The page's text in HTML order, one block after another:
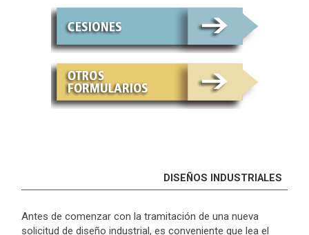
DISEÑOS INDUSTRIALES
Antes de comenzar con la tramitación de una nueva
solicitud de diseño industrial, es conveniente que lea el